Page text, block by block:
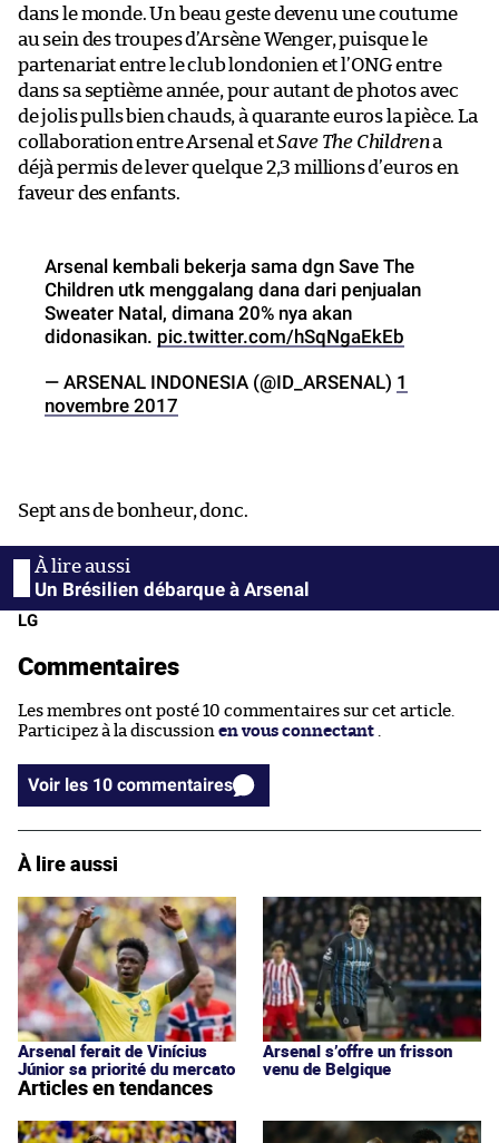
dans le monde. Un beau geste devenu une coutume
au sein des troupes d’Arsène Wenger, puisque le
partenariat entre le club londonien et l’ONG entre
dans sa septième année, pour autant de photos avec
de jolis pulls bien chauds, à quarante euros la pièce. La
collaboration entre Arsenal etSave The Childrena
déjà permis de lever quelque 2,3 millions d’euros en
faveur des enfants.
Arsenal kembali bekerja sama dgn Save The
Children utk menggalang dana dari penjualan
Sweater Natal, dimana 20% nya akan
didonasikan. pic.twitter.com/hSqNgaEkEb
— ARSENAL INDONESIA (@ID_ARSENAL) 1
novembre 2017
Sept ans de bonheur, donc.
Un Brésilien débarque à Arsenal
LG
Commentaires
Les membres ont posté 10 commentaires sur cet article.
Participez à la discussion en vous connectant .
Voir les 10 commentaires
À lire aussi
Arsenal ferait de Vinícius
Júnior sa priorité du mercato
Arsenal s’offre un frisson
venu de Belgique
Articles en tendances